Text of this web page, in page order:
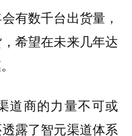
有数千台出货量，
希望在未来几年达
道商的力量不可或
露了智元渠道体系